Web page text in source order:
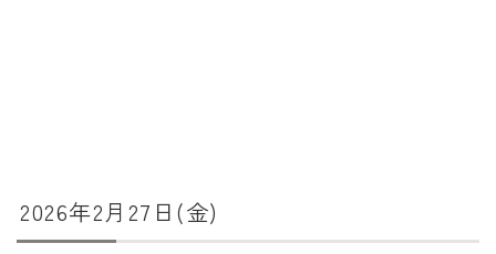
二十八宿
二十七宿
2026年2月27日(金)